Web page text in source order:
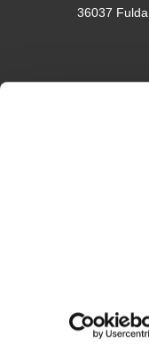
36037 Fulda